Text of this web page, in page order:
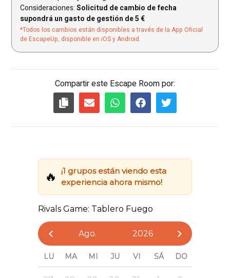
Consideraciones: Solicitud de cambio de fecha
supondrá un gasto de gestión de 5 €
*Todos los cambios están disponibles a través de la App Oficial
de EscapeUp, disponible en iOS y Android.
Compartir este Escape Room por: